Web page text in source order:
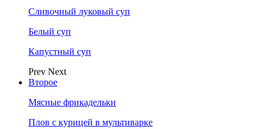
Сливочный луковый суп
Белый суп
Капустный суп
Prev Next
Второе
Мясные фрикадельки
Плов с курицей в мультиварке